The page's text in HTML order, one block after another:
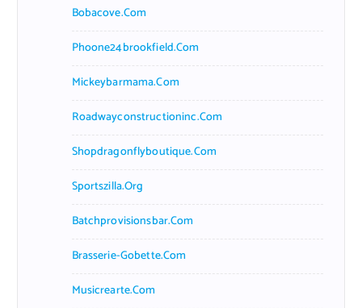
Bobacove.com
Phoone24brookfield.com
Mickeybarmama.com
Roadwayconstructioninc.com
Shopdragonflyboutique.com
Sportszilla.org
Batchprovisionsbar.com
Brasserie-Gobette.com
Musicrearte.com